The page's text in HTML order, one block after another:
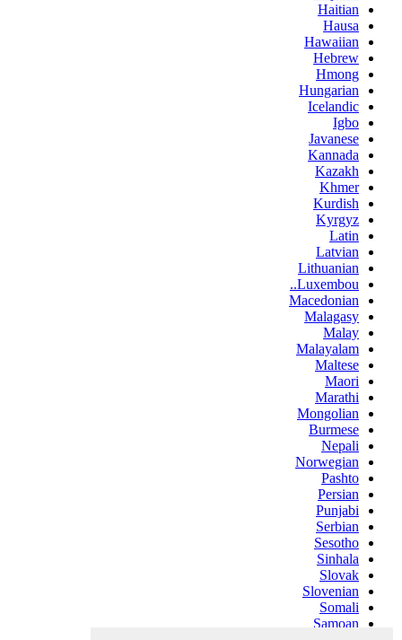
Haitian
Hausa
Hawaiian
Hebrew
Hmong
Hungarian
Icelandic
Igbo
Javanese
Kannada
Kazakh
Khmer
Kurdish
Kyrgyz
Latin
Latvian
Lithuanian
Luxembou..
Macedonian
Malagasy
Malay
Malayalam
Maltese
Maori
Marathi
Mongolian
Burmese
Nepali
Norwegian
Pashto
Persian
Punjabi
Serbian
Sesotho
Sinhala
Slovak
Slovenian
Somali
Samoan